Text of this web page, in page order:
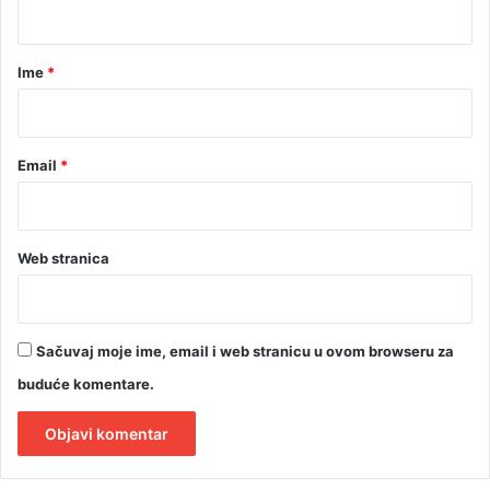
e
o
d
a
rIme *
Email *
Web stranica
Sačuvaj moje ime, email i web stranicu u ovom browseru za
buduće komentare.